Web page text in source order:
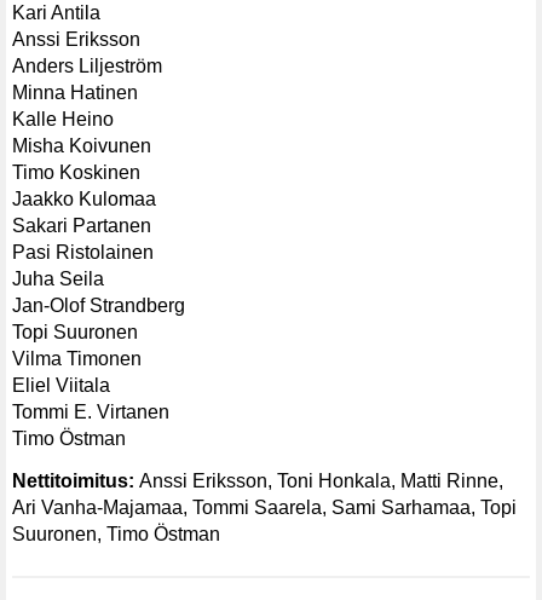
Kari Antila
Anssi Eriksson
Anders Liljeström
Minna Hatinen
Kalle Heino
Misha Koivunen
Timo Koskinen
Jaakko Kulomaa
Sakari Partanen
Pasi Ristolainen
Juha Seila
Jan-Olof Strandberg
Topi Suuronen
Vilma Timonen
Eliel Viitala
Tommi E. Virtanen
Timo Östman
Nettitoimitus: Anssi Eriksson, Toni Honkala, Matti Rinne,
Ari Vanha-Majamaa, Tommi Saarela, Sami Sarhamaa, Topi
Suuronen, Timo Östman